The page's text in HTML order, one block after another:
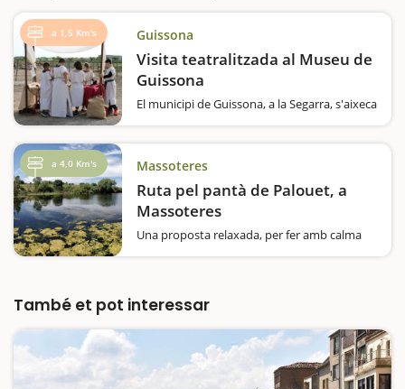
a 1,5 Km's Guissona
Visita teatralitzada al Museu de
Guissona
El municipi de Guissona, a la Segarra, s'aixeca
jaciment, ja que es troba en relació directa
amb el Parc…
a 4,0 Km's Massoteres
Ruta pel pantà de Palouet, a
Massoteres
Una proposta relaxada, per fer amb calma
bernat pescaire, entre d'altres espècies…
També et pot interessar